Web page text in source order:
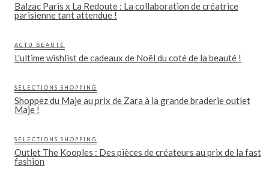
Balzac Paris x La Redoute : La collaboration de créatrice
parisienne tant attendue !
ACTU BEAUTÉ
L'ultime wishlist de cadeaux de Noël du coté de la beauté !
SÉLECTIONS SHOPPING
Shoppez du Maje au prix de Zara à la grande braderie outlet
Maje !
SÉLECTIONS SHOPPING
Outlet The Kooples : Des pièces de créateurs au prix de la fast
fashion